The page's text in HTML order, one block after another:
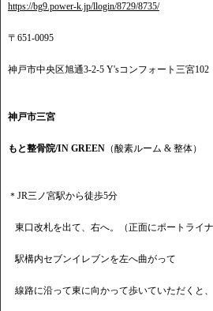
https://bg9.power-k.jp/llogin/8729/8735/
〒651-0095
神戸市中央区旭通3-2-5 Y'sコンフォート三宮102
神戸市三宮
もと整骨院/IN GREEN （酸素ルーム & 整体）
＊JR三ノ宮駅から徒歩5分
東口改札を出て、右へ。（正面にポートライ
駅構内セブンイレブンを左へ曲がって
線路に沿って東に向かって歩いていただくと、